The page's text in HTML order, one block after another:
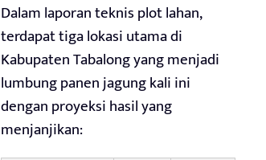
Dalam laporan teknis plot lahan,
terdapat tiga lokasi utama di
Kabupaten Tabalong yang menjadi
lumbung panen jagung kali ini
dengan proyeksi hasil yang
menjanjikan: